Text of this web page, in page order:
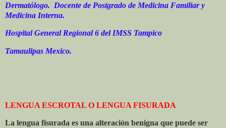
Dermatólogo. Docente de Postgrado de Medicina Familiar y
Medicina Interna.
Hospital General Regional 6 del IMSS Tampico
Tamaulipas Mexico.
LENGUA ESCROTAL O LENGUA FISURADA
La lengua fisurada es una alteración benigna que puede ser